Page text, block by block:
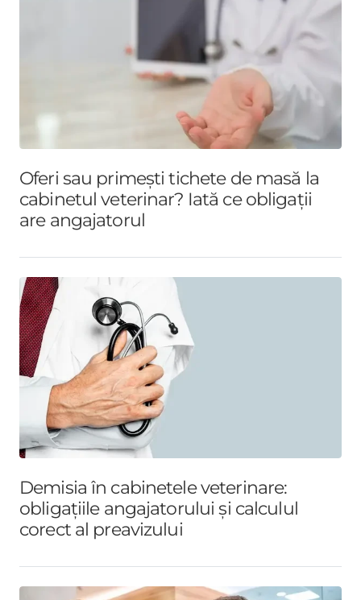
Oferi sau primești tichete de masă la
cabinetul veterinar? Iată ce obligații
are angajatorul
Demisia în cabinetele veterinare:
obligațiile angajatorului și calculul
corect al preavizului